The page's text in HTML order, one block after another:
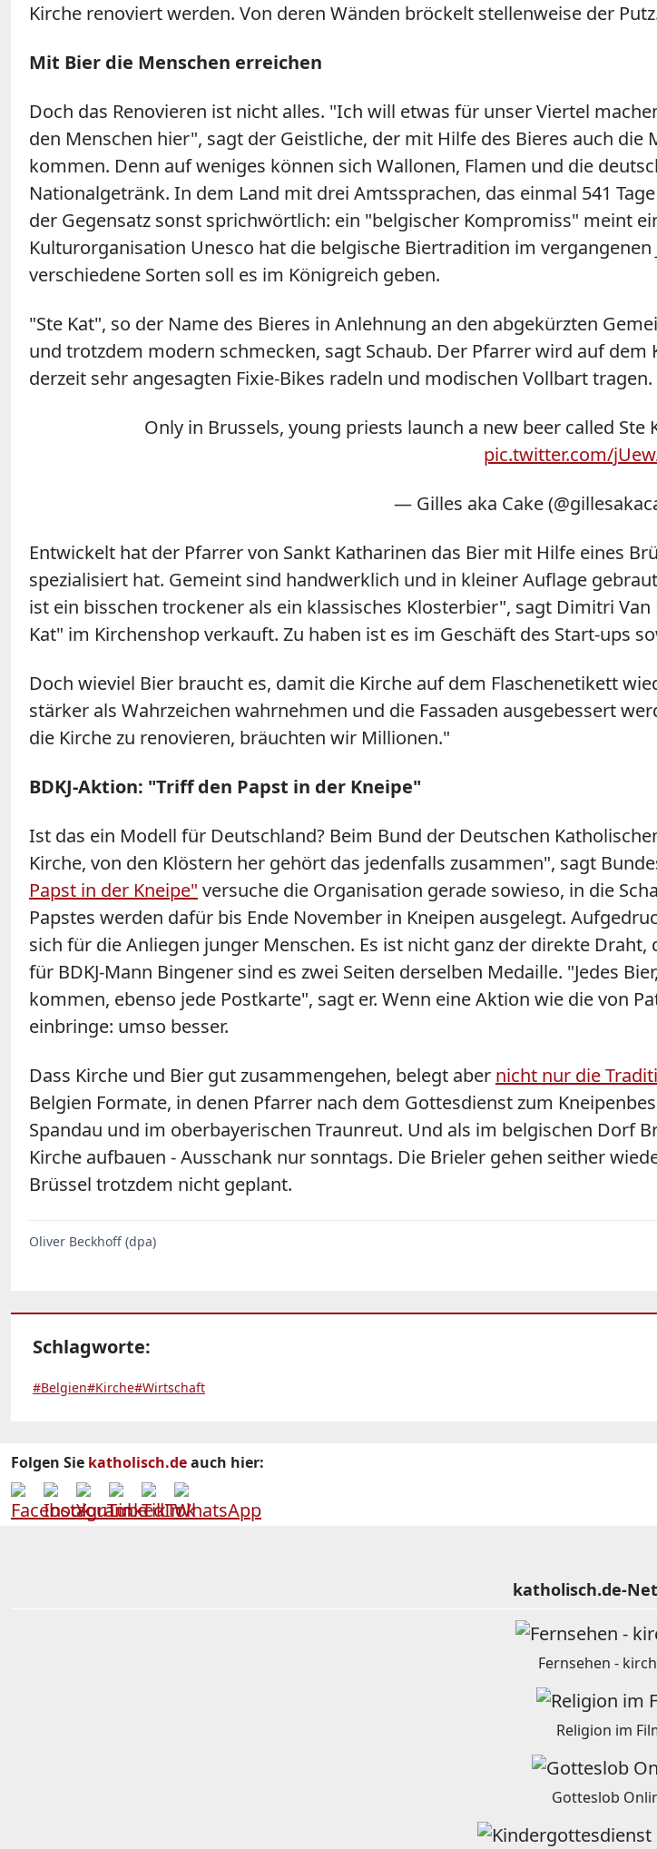
Kirche renoviert werden. Von deren Wänden bröckelt stellenweise der
Mit Bier die Menschen erreichen
Doch das Renovieren ist nicht alles. "Ich will etwas für unser Viertel
den Menschen hier", sagt der Geistliche, der mit Hilfe des Bieres auch
kommen. Denn auf weniges können sich Wallonen, Flamen und die
Nationalgetränk. In dem Land mit drei Amtssprachen, das einmal 541
der Gegensatz sonst sprichwörtlich: ein "belgischer Kompromiss" meint
Kulturorganisation Unesco hat die belgische Biertradition im
verschiedene Sorten soll es im Königreich geben.
"Ste Kat", so der Name des Bieres in Anlehnung an den abgekürzten
und trotzdem modern schmecken, sagt Schaub. Der Pfarrer wird auf
derzeit sehr angesagten Fixie-Bikes radeln und modischen Vollbart tragen.
Only in Brussels, young priests launch a new beer called
pic.twitter.com/
— Gilles aka Cake
Entwickelt hat der Pfarrer von Sankt Katharinen das Bier mit Hilfe eines
spezialisiert hat. Gemeint sind handwerklich und in kleiner Auflage
ist ein bisschen trockener als ein klassisches Klosterbier", sagt Dimitri
Kat" im Kirchenshop verkauft. Zu haben ist es im Geschäft des Start-ups
Doch wieviel Bier braucht es, damit die Kirche auf dem Flaschenetikett
stärker als Wahrzeichen wahrnehmen und die Fassaden ausgebessert
die Kirche zu renovieren, bräuchten wir Millionen."
BDKJ-Aktion: "Triff den Papst in der Kneipe"
Ist das ein Modell für Deutschland? Beim Bund der Deutschen
Kirche, von den Klöstern her gehört das jedenfalls zusammen", sagt
Papst in der Kneipe" versuche die Organisation gerade sowieso, in die
Papstes werden dafür bis Ende November in Kneipen ausgelegt.
sich für die Anliegen junger Menschen. Es ist nicht ganz der direkte
für BDKJ-Mann Bingener sind es zwei Seiten derselben Medaille. "Jedes
kommen, ebenso jede Postkarte", sagt er. Wenn eine Aktion wie die von
einbringe: umso besser.
Dass Kirche und Bier gut zusammengehen, belegt aber nicht nur die
Belgien Formate, in denen Pfarrer nach dem Gottesdienst zum
Spandau und im oberbayerischen Traunreut. Und als im belgischen Dorf
Kirche aufbauen - Ausschank nur sonntags. Die Brieler gehen seither
Brüssel trotzdem nicht geplant.
Oliver Beckhoff (dpa)
Schlagworte:
#Belgien#Kirche#Wirtschaft
Folgen Sie katholisch.deauch hier:
katholisch.de-
Fernsehen -
Religion im
Gotteslob